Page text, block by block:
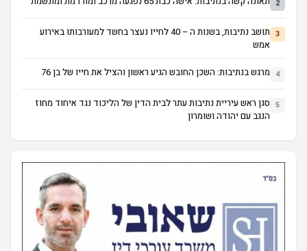
2
3
תושב נתיבות, בשנות ה – 40 לחייו נעצר בחשד למעורבותו באירוע
אמש
4 מרגש בנתיבות: השכן החובש הגיע ראשון והציל את חייו של בן 76
5 סגן ראש עיריית נתיבות עתר לבית הדין של הליכוד נגד איחוד מחוז
הנגב עם יהודה ושומרון